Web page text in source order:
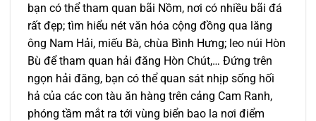
bạn có thể tham quan bãi Nồm, nơi có nhiều bãi đá
rất đẹp; tìm hiểu nét văn hóa cộng đồng qua lăng
ông Nam Hải, miếu Bà, chùa Bình Hưng; leo núi Hòn
Bù để tham quan hải đăng Hòn Chút,… Đứng trên
ngọn hải đăng, bạn có thể quan sát nhịp sống hối
hả của các con tàu ăn hàng trên cảng Cam Ranh,
phóng tầm mắt ra tới vùng biển bao la nơi điểm